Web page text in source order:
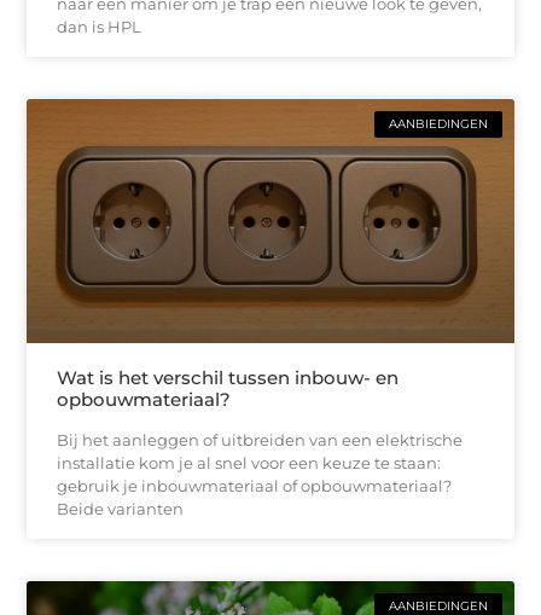
dan is HPL
AANBIEDINGEN
Wat is het verschil tussen inbouw- en
opbouwmateriaal?
Bij het aanleggen of uitbreiden van een elektrische
installatie kom je al snel voor een keuze te staan:
gebruik je inbouwmateriaal of opbouwmateriaal?
Beide varianten
AANBIEDINGEN